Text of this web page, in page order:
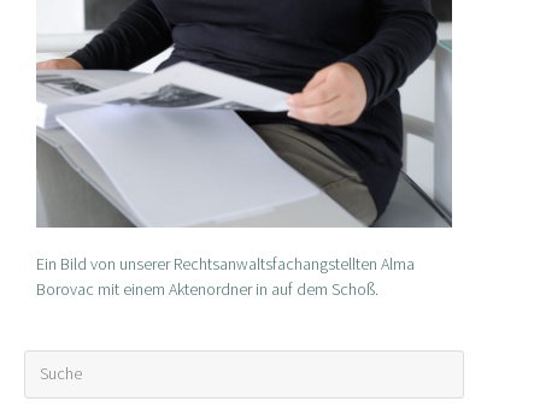
Ein Bild von unserer Rechtsanwaltsfachangstellten Alma
Borovac mit einem Aktenordner in auf dem Schoß.